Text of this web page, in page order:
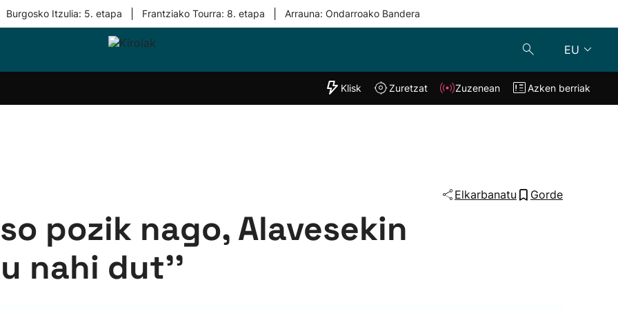
Burgosko Itzulia: 5. etapa Frantziako Tourra: 8. etapa Arrauna: Ondarroako Bandera
EU
Taldeak
"Helmuga"
Klisk Zuzenean
Klisk Zuretzat Zuzenean Azken berriak
Elkarbanatu Gorde
pozik nago, Alavesekin
nahi dut''